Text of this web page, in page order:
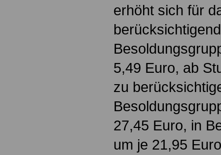
erhöht sich für
5,49 Euro, ab
zu
27,45 Euro, in
um je 21,95